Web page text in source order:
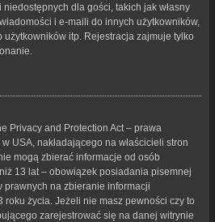
dla gości, takich jak własny
i e-maili do innych użytkowników,
itp. Rejestracja zajmuje tylko
Privacy and Protection Act – prawa
USA, nakładającego na właścicieli stron
mogą zbierać informacje od osób
13 lat – obowiązek posiadania pisemnej
na zbieranie informacji
życia. Jeżeli nie masz pewności czy to
zarejestrować się na danej witrynie